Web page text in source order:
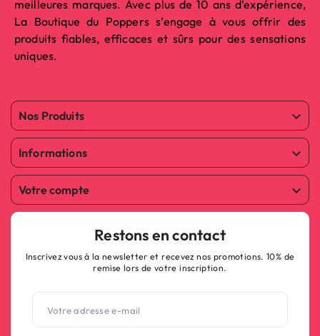
meilleures marques. Avec plus de 10 ans d’expérience,
La Boutique du Poppers s’engage à vous offrir des
produits fiables, efficaces et sûrs pour des sensations
uniques.
Nos Produits 
Informations 
Votre compte 
Restons en contact
Inscrivez vous à la newsletter et recevez nos promotions. 10% de
remise lors de votre inscription.